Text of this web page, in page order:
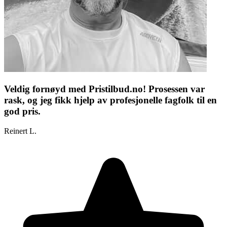
Veldig fornøyd med Pristilbud.no! Prosessen var
rask, og jeg fikk hjelp av profesjonelle fagfolk til en
god pris.
Reinert L.